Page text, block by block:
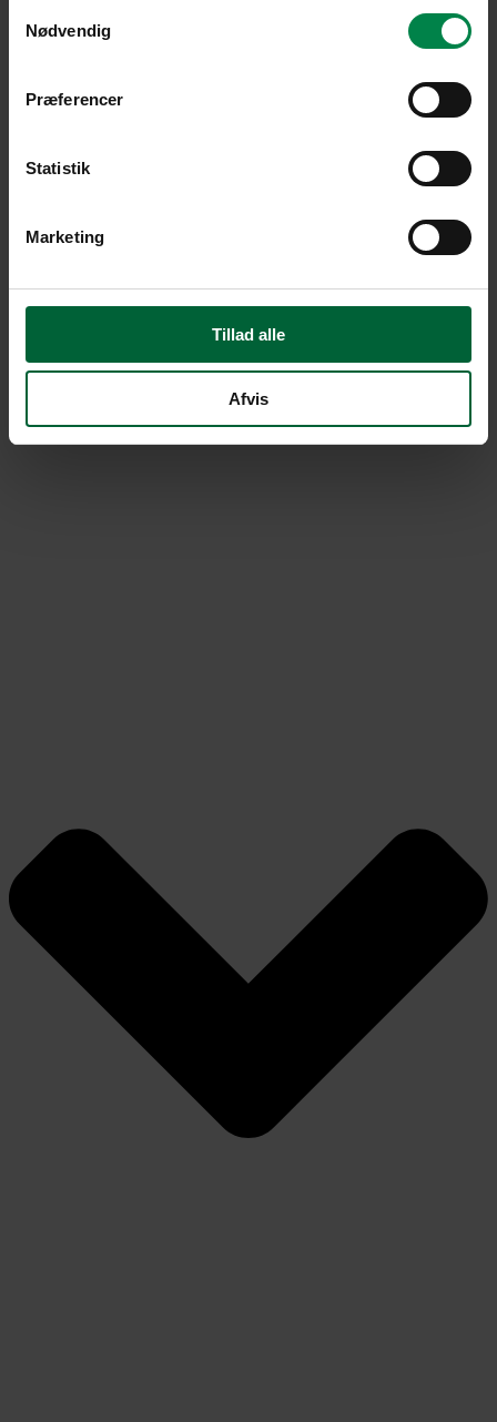
Nødvendig
Præferencer
Statistik
Marketing
Tillad alle
Afvis